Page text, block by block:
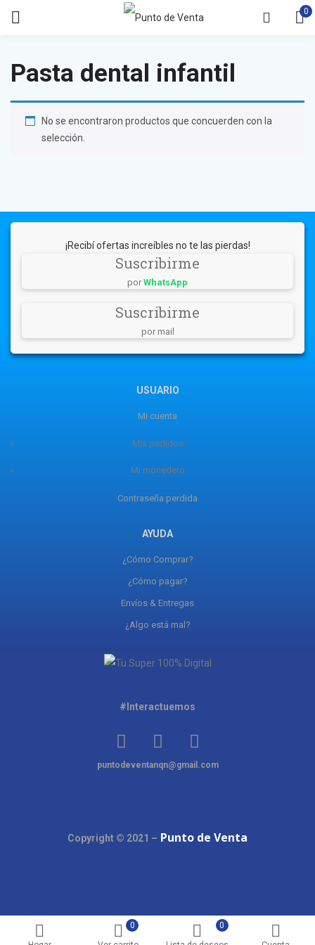
0
0
0
Pasta dental infantil
No se encontraron productos que concuerden con la
selección.
¡Recibí ofertas increíbles no te las pierdas!
Suscribirme
por WhatsApp
Suscribirme
por mail
USUARIO
Mi cuenta
Mis pedidos
Mi monedero
Contraseña perdida
AYUDA
¿Cómo Comprar?
¿Cómo pagar?
Envíos & Entregas
¿Algo está mal?
#Interactuemos
puntodeventanqn@gmail.com
Copyright © 2021 – Punto de Venta